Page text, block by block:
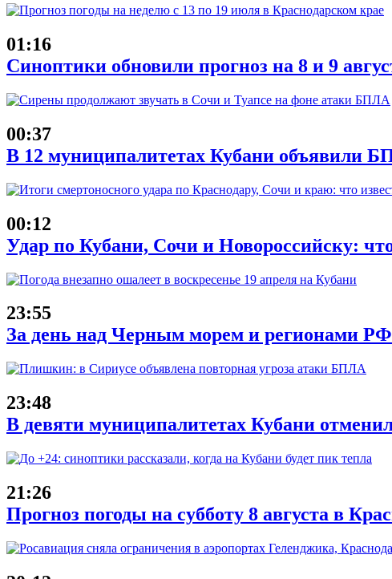
01:16
Синоптики обновили прогноз на 8 и 9
00:37
В 12 муниципалитетах Кубани объявили
00:12
Удар по Кубани, Сочи и Новороссийску:
23:55
За день над Черным морем и регионами
23:48
В девяти муниципалитетах Кубани
21:26
Прогноз погоды на субботу 8 августа в